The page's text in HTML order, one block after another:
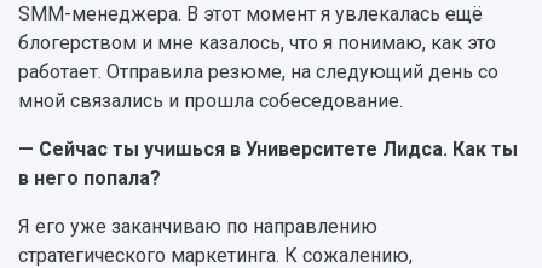
SMM-менеджера. В этот момент я увлекалась ещё
блогерством и мне казалось, что я понимаю, как это
работает. Отправила резюме, на следующий день со
мной связались и прошла собеседование.
— Сейчас ты учишься в Университете Лидса. Как ты
в него попала?
Я его уже заканчиваю по направлению
стратегического маркетинга. К сожалению,